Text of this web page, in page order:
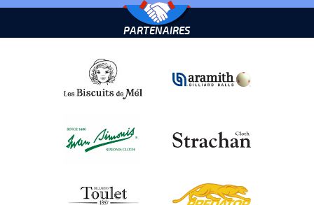
PARTENAIRES